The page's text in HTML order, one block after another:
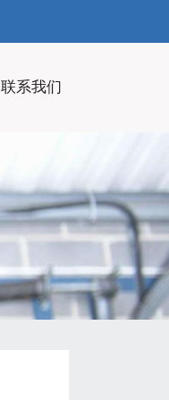
联系我们